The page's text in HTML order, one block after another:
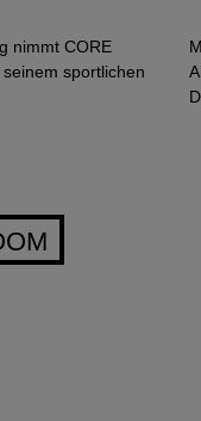
nimmt CORE
sportlichen